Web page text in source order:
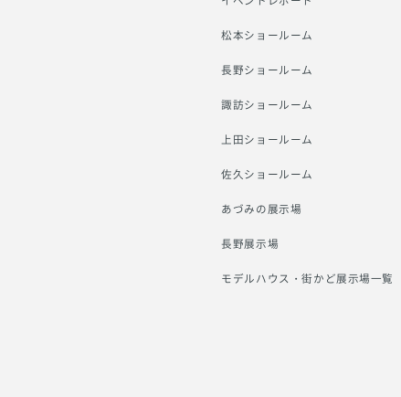
松本ショールーム
長野ショールーム
諏訪ショールーム
上田ショールーム
佐久ショールーム
あづみの展示場
長野展示場
モデルハウス・街かど展示場一覧